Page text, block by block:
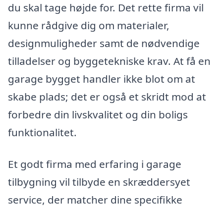
du skal tage højde for. Det rette firma vil
kunne rådgive dig om materialer,
designmuligheder samt de nødvendige
tilladelser og byggetekniske krav. At få en
garage bygget handler ikke blot om at
skabe plads; det er også et skridt mod at
forbedre din livskvalitet og din boligs
funktionalitet.
Et godt firma med erfaring i garage
tilbygning vil tilbyde en skræddersyet
service, der matcher dine specifikke